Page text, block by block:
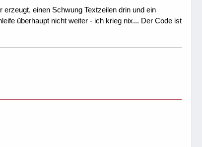
einen Schwung Textzeilen drin und ein
überhaupt nicht weiter - ich krieg nix... Der Code ist